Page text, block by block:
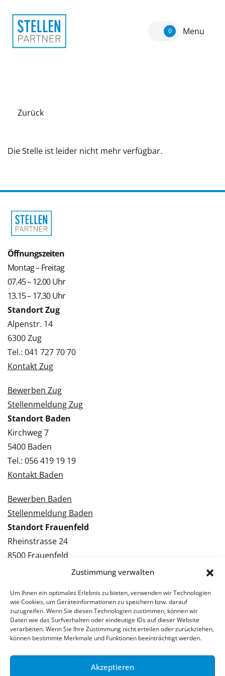
Zustimmung verwalten
Um Ihnen ein optimales Erlebnis zu bieten, verwenden wir Technologien
wie Cookies, um Geräteinformationen zu speichern bzw. darauf
zuzugreifen. Wenn Sie diesen Technologien zustimmen, können wir
Daten wie das Surfverhalten oder eindeutige IDs auf dieser Website
verarbeiten. Wenn Sie Ihre Zustimmung nicht erteilen oder zurückziehen,
können bestimmte Merkmale und Funktionen beeinträchtigt werden.
Akzeptieren
0 Menu
Zurück
Die Stelle ist leider nicht mehr verfügbar.
Öffnungszeiten
Montag – Freitag
07.45 – 12.00 Uhr
13.15 – 17.30 Uhr
Standort Zug
Alpenstr. 14
6300 Zug
Tel.: 041 727 70 70
Kontakt Zug
Bewerben Zug
Stellenmeldung Zug
Standort Baden
Kirchweg 7
5400 Baden
Tel.: 056 419 19 19
Kontakt Baden
Bewerben Baden
Stellenmeldung Baden
Standort Frauenfeld
Rheinstrasse 24
8500 Frauenfeld
Tel.: 052 224 09 09
Bewerben Frauenfeld
Stellenmeldung Frauenfeld
© 2026 Stellenpartner AG